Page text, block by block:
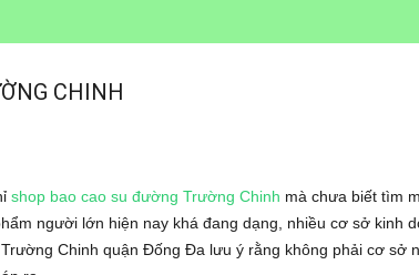
CHINH
shop bao cao su đường Trường Chinh mà chưa biết tìm
người lớn hiện nay khá đang dạng, nhiều cơ sở kinh
Chinh quận Đống Đa lưu ý rằng không phải cơ sở